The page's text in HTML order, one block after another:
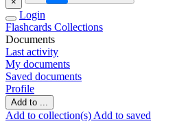
Login
Flashcards Collections
Documents
Last activity
My documents
Saved documents
Profile
Add to ...
Add to collection(s) Add to saved